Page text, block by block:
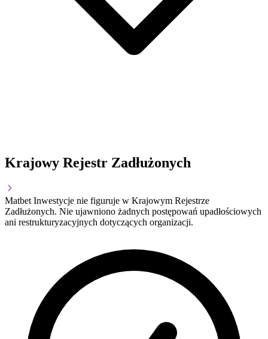
Krajowy Rejestr Zadłużonych
Matbet Inwestycje nie figuruje w Krajowym Rejestrze
Zadłużonych. Nie ujawniono żadnych postępowań upadłościowych
ani restrukturyzacyjnych dotyczących organizacji.